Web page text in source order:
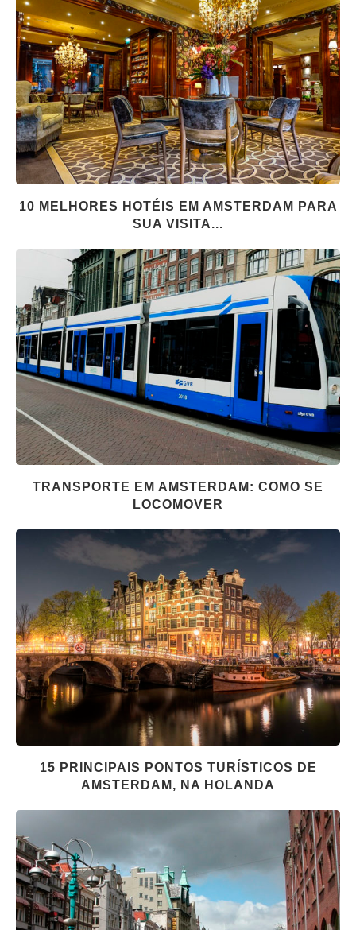
10 MELHORES HOTÉIS EM AMSTERDAM PARA
SUA VISITA...
TRANSPORTE EM AMSTERDAM: COMO SE
LOCOMOVER
15 PRINCIPAIS PONTOS TURÍSTICOS DE
AMSTERDAM, NA HOLANDA